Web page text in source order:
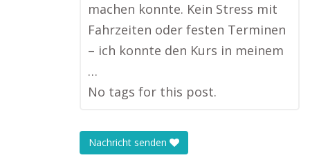
machen konnte. Kein Stress mit
Fahrzeiten oder festen Terminen
– ich konnte den Kurs in meinem
…
No tags for this post.
Nachricht senden